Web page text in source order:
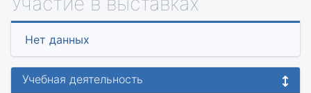
Нет данных
Учебная деятельность